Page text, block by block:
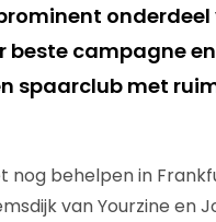
beste campagne
spaarclub met
nog behelpen in
van Yourzine en